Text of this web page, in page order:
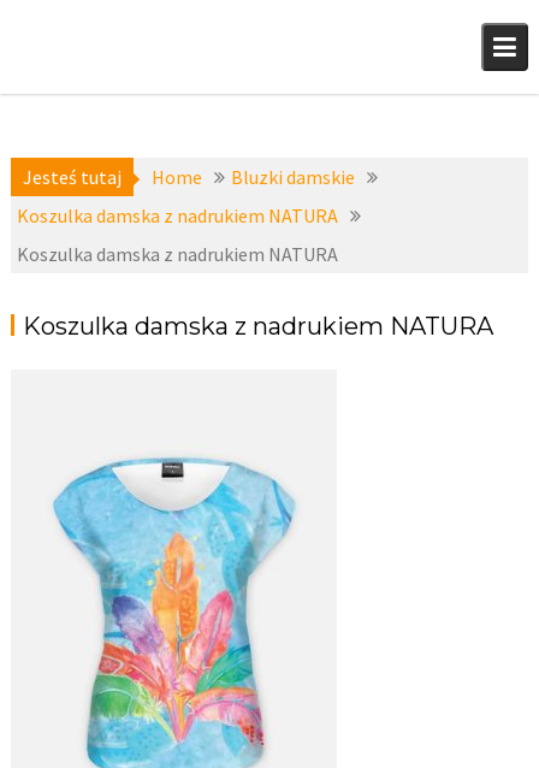
Jesteś tutaj Home
Bluzki damskie
Koszulka damska z nadrukiem NATURA
Koszulka damska z nadrukiem NATURA
Koszulka damska z nadrukiem NATURA